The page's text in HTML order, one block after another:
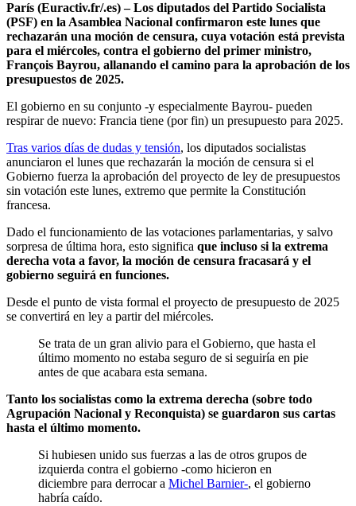
París (Euractiv.fr/.es) – Los diputados del Partido Socialista
(PSF) en la Asamblea Nacional confirmaron este lunes que
rechazarán una moción de censura, cuya votación está prevista
para el miércoles, contra el gobierno del primer ministro,
François Bayrou, allanando el camino para la aprobación de los
presupuestos de 2025.
El gobierno en su conjunto -y especialmente Bayrou- pueden
respirar de nuevo: Francia tiene (por fin) un presupuesto para 2025.
Tras varios días de dudas y tensión, los diputados socialistas
anunciaron el lunes que rechazarán la moción de censura si el
Gobierno fuerza la aprobación del proyecto de ley de presupuestos
sin votación este lunes, extremo que permite la Constitución
francesa.
Dado el funcionamiento de las votaciones parlamentarias, y salvo
sorpresa de última hora, esto significa que incluso si la extrema
derecha vota a favor, la moción de censura fracasará y el
gobierno seguirá en funciones.
Desde el punto de vista formal el proyecto de presupuesto de 2025
se convertirá en ley a partir del miércoles.
Se trata de un gran alivio para el Gobierno, que hasta el
último momento no estaba seguro de si seguiría en pie
antes de que acabara esta semana.
Tanto los socialistas como la extrema derecha (sobre todo
Agrupación Nacional y Reconquista) se guardaron sus cartas
hasta el último momento.
Si hubiesen unido sus fuerzas a las de otros grupos de
izquierda contra el gobierno -como hicieron en
diciembre para derrocar a Michel Barnier-, el gobierno
habría caído.